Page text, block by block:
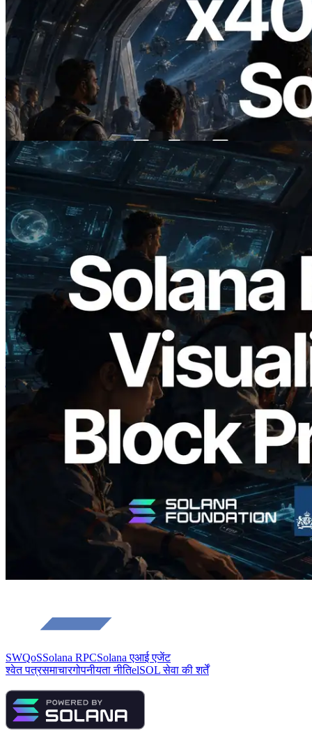
2026.07.04
ERPC ने x402 समर्थित Solana RPC लॉन्च
किया — AI एजेंट अब जरूरत के API के लिए ऑन-
डिमांड भुगतान कर सकते हैं
यह लेख पढ़ें
2026.05.24
Validators Solutions ने Solana Block
Analyzer लॉन्च किया — प्रति-slot ब्लॉक
उत्पादन समय और नियुक्त वैलिडेटर का
विज़ुअलाइज़ेशन
SWQoSSolana RPCSolana एआई एजेंट
श्वेत पत्रसमाचारगोपनीयता नीतिelSOL सेवा की शर्तें